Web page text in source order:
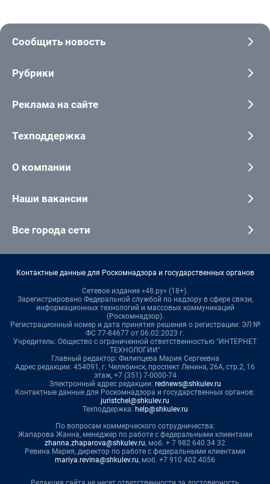
Сообщить новость
Рубрики
Реклама на сайте
Техподдержка
О компании
Наши вакансии
Все города сети
Контактные данные для Роскомнадзора и государственных органов
Сетевое издание «48.ру» (18+).
Зарегистрировано Федеральной службой по надзору в сфере связи,
информационных технологий и массовых коммуникаций
(Роскомнадзор).
Регистрационный номер и дата принятия решения о регистрации: ЭЛ №
ФС 77-84677 от 06.02.2023 г.
Учредитель: Общество с ограниченной ответственностью "ИНТЕРНЕТ
ТЕХНОЛОГИИ"
Главный редактор: Филипцева Мария Сергеевна
Адрес редакции: 454091, г. Челябинск, проспект Ленина, 26А, стр.2, 16
этаж, +7 (351) 7-0000-74
Электронный адрес редакции: rednews@shkulev.ru
Контактные данные для Роскомнадзора и государственных органов:
juristchel@shkulev.ru
Техподдержка: help@shkulev.ru
По вопросам коммерческого сотрудничества:
Жапарова Жанна, менеджер по работе с федеральными клиентами
zhanna.zhaparova@shkulev.ru, моб. + 7 982 640 34 32
Ревина Мария, директор по работе с федеральными клиентами
mariya.revina@shkulev.ru, моб. +7 910 402 4056